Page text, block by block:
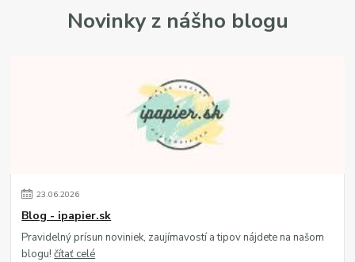
Novinky z nášho blogu
23.06.2026
Blog - ipapier.sk
Pravidelný prísun noviniek, zaujímavostí a tipov nájdete na našom
blogu!čítať celé